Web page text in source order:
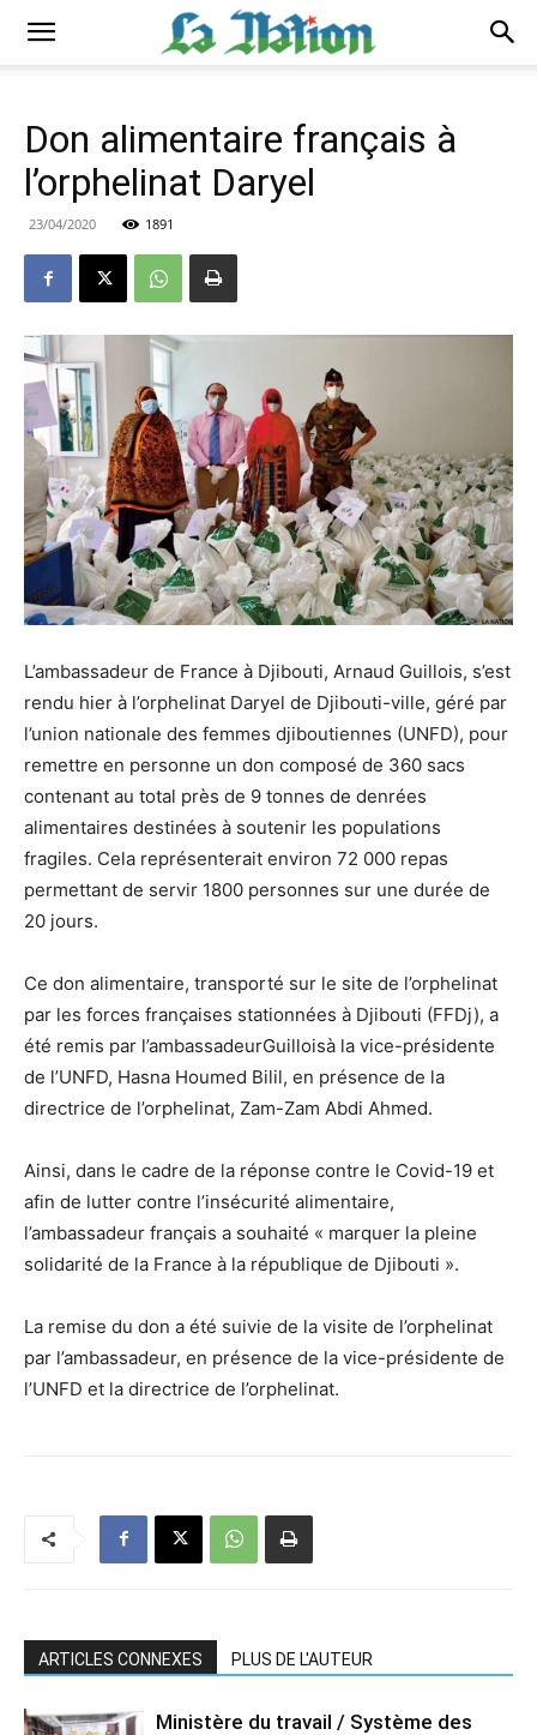
Don alimentaire français à
l’orphelinat Daryel
23/04/2020 1891
L’ambassadeur de France à Djibouti, Arnaud Guillois, s’est
rendu hier à l’orphelinat Daryel de Djibouti-ville, géré par
l’union nationale des femmes djiboutiennes (UNFD), pour
remettre en personne un don composé de 360 sacs
contenant au total près de 9 tonnes de denrées
alimentaires destinées à soutenir les populations
fragiles. Cela représenterait environ 72 000 repas
permettant de servir 1800 personnes sur une durée de
20 jours.
Ce don alimentaire, transporté sur le site de l’orphelinat
par les forces françaises stationnées à Djibouti (FFDj), a
été remis par l’ambassadeurGuilloisà la vice-présidente
de l’UNFD, Hasna Houmed Bilil, en présence de la
directrice de l’orphelinat, Zam-Zam Abdi Ahmed.
Ainsi, dans le cadre de la réponse contre le Covid-19 et
afin de lutter contre l’insécurité alimentaire,
l’ambassadeur français a souhaité « marquer la pleine
solidarité de la France à la république de Djibouti ».
La remise du don a été suivie de la visite de l’orphelinat
par l’ambassadeur, en présence de la vice-présidente de
l’UNFD et la directrice de l’orphelinat.
ARTICLES CONNEXES PLUS DE L'AUTEUR
Ministère du travail / Système des